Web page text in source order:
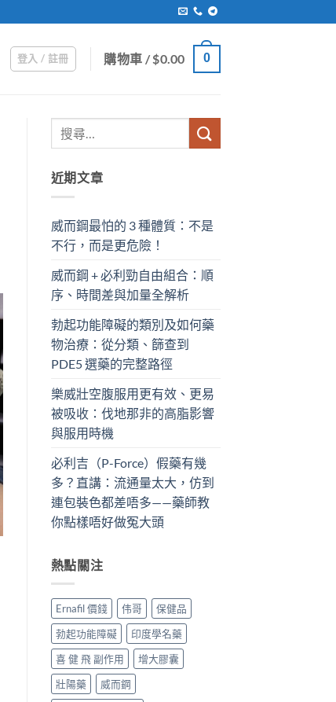
登入 / 註冊 購物車 /$0.00 0
近期文章
威而鋼最怕的 3 種體質：不是
不行，而是更危險！
威而鋼 + 必利勁自由組合：順
序、時間差與加量全解析
勃起功能障礙的類別及如何藥
物治療：從分類、篩查到
PDE5 選藥的完整路徑
樂威壯空腹服用更有效、更易
被吸收：伐地那非的高脂影響
與服用時機
必利吉（P-Force）假藥有幾
多？直講：流通量太大，仿到
連包裝色都差唔多——藥師教
你點樣唔好做冤大頭
熱點關注
Ernafil 價錢 伟哥
保健品
勃起功能障礙
印度學名藥
喜 健 飛 副作用
增大膠囊
壯陽藥
威而鋼